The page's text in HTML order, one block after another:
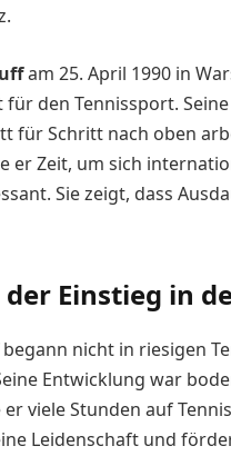
am 25. April 1990 in
für den Tennissport.
für Schritt nach oben
er Zeit, um sich
Sie zeigt, dass
Einstieg in
begann nicht in riesigen
Entwicklung war
viele Stunden auf
Leidenschaft und